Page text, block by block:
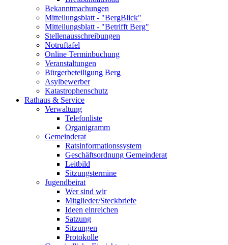
Bekanntmachungen
Mitteilungsblatt - "BergBlick"
Mitteilungsblatt - "Betrifft Berg"
Stellenausschreibungen
Notruftafel
Online Terminbuchung
Veranstaltungen
Bürgerbeteiligung Berg
Asylbewerber
Katastrophenschutz
Rathaus & Service
Verwaltung
Telefonliste
Organigramm
Gemeinderat
Ratsinformationssystem
Geschäftsordnung Gemeinderat
Leitbild
Sitzungstermine
Jugendbeirat
Wer sind wir
Mitglieder/Steckbriefe
Ideen einreichen
Satzung
Sitzungen
Protokolle